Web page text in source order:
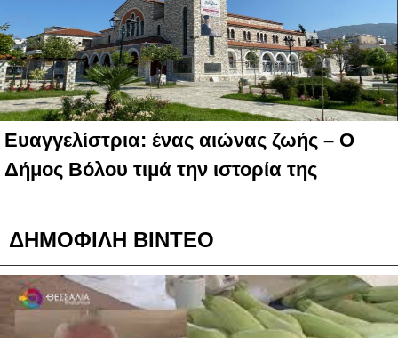
Ευαγγελίστρια: ένας αιώνας ζωής – Ο
Δήμος Βόλου τιμά την ιστορία της
ΔΗΜΟΦΙΛΗ ΒΙΝΤΕΟ